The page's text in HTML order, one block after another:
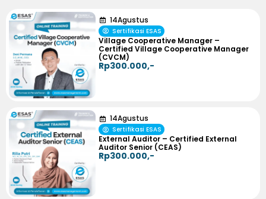
14Agustus
Sertifikasi ESAS
Village Cooperative Manager –
Certified Village Cooperative Manager
(CVCM)
Rp300.000,-
14Agustus
Sertifikasi ESAS
External Auditor – Certified External
Auditor Senior (CEAS)
Rp300.000,-